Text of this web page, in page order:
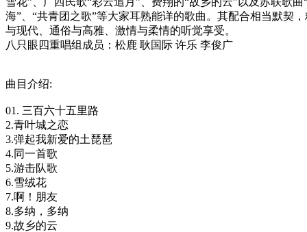
海”、“共青团之歌”等大家耳熟能详的歌曲。其配合相当默契
与现代、通俗与高雅、激情与柔情的听觉享受。
八只眼四重唱组成员：松鹿 耿国际 许乐 李俊广
曲目介绍:
01. 三百六十五里路
2.青叶城之恋
3.弹起我新爱的土琵琶
4.同一首歌
5.游击队歌
6.雪绒花
7.啊！朋友
8.多纳，多纳
9.故乡的云